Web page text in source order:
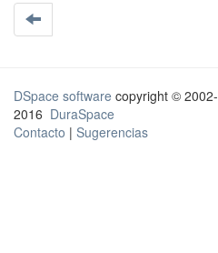
DSpace software copyright © 2002-
2016 DuraSpace
Contacto | Sugerencias